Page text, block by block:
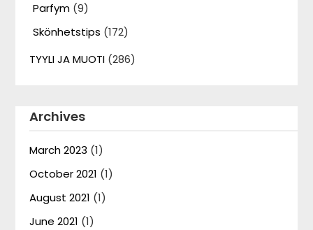
Parfym (9)
Skönhetstips (172)
TYYLI JA MUOTI (286)
Archives
March 2023 (1)
October 2021 (1)
August 2021 (1)
June 2021 (1)